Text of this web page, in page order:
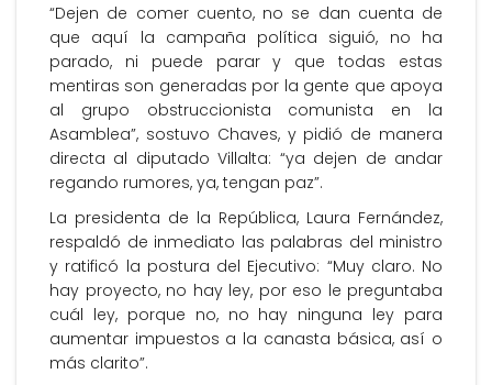
“Dejen de comer cuento, no se dan cuenta de
que aquí la campaña política siguió, no ha
parado, ni puede parar y que todas estas
mentiras son generadas por la gente que apoya
al grupo obstruccionista comunista en la
Asamblea”, sostuvo Chaves, y pidió de manera
directa al diputado Villalta: “ya dejen de andar
regando rumores, ya, tengan paz”.
La presidenta de la República, Laura Fernández,
respaldó de inmediato las palabras del ministro
y ratificó la postura del Ejecutivo: “Muy claro. No
hay proyecto, no hay ley, por eso le preguntaba
cuál ley, porque no, no hay ninguna ley para
aumentar impuestos a la canasta básica, así o
más clarito”.